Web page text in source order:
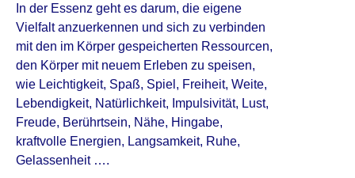
In der Essenz geht es darum, die eigene
Vielfalt anzuerkennen und sich zu verbinden
mit den im Körper gespeicherten Ressourcen,
den Körper mit neuem Erleben zu speisen,
wie Leichtigkeit, Spaß, Spiel, Freiheit, Weite,
Lebendigkeit, Natürlichkeit, Impulsivität, Lust,
Freude, Berührtsein, Nähe, Hingabe,
kraftvolle Energien, Langsamkeit, Ruhe,
Gelassenheit ….